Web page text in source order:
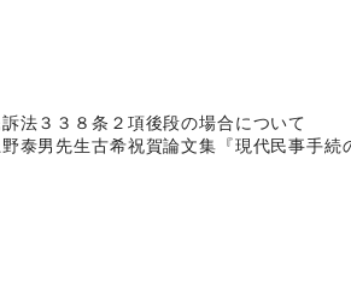
法３３８条２項後段の場合について
泰男先生古希祝賀論文集『現代民事手続